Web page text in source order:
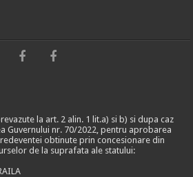
la art. 2 alin. 1 lit.a) si b) si dupa caz
Guvernului nr. 70/2022, pentru aprobarea
obtinute prin concesionare din
de la suprafata ale statului: